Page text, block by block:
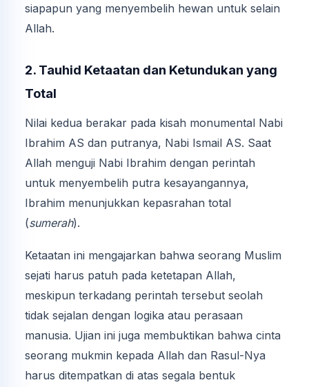
siapapun yang menyembelih hewan untuk selain
Allah.
2. Tauhid Ketaatan dan Ketundukan yang
Total
Nilai kedua berakar pada kisah monumental Nabi
Ibrahim AS dan putranya, Nabi Ismail AS. Saat
Allah menguji Nabi Ibrahim dengan perintah
untuk menyembelih putra kesayangannya,
Ibrahim menunjukkan kepasrahan total
(sumerah).
Ketaatan ini mengajarkan bahwa seorang Muslim
sejati harus patuh pada ketetapan Allah,
meskipun terkadang perintah tersebut seolah
tidak sejalan dengan logika atau perasaan
manusia. Ujian ini juga membuktikan bahwa cinta
seorang mukmin kepada Allah dan Rasul-Nya
harus ditempatkan di atas segala bentuk